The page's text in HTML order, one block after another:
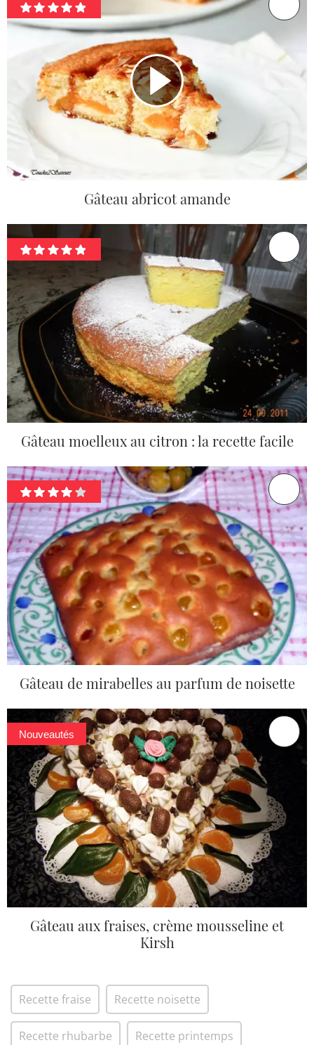
Gâteau abricot amande
Gâteau moelleux au citron : la recette facile
Gâteau de mirabelles au parfum de noisette
Nouveautés
Gâteau aux fraises, crème mousseline et
Kirsh
Recette fraise Recette noisette
Recette rhubarbe Recette printemps